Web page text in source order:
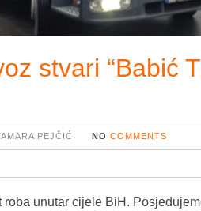
stvari “Babić
PEJČIĆ NO COMMENTS
roba unutar cijele BiH.